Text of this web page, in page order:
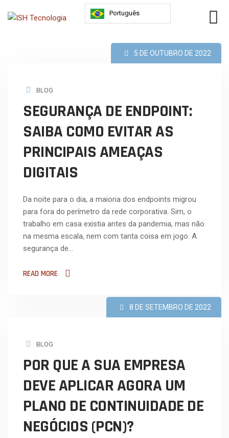
Português
5 DE OUTUBRO DE 2022
BLOG
SEGURANÇA DE ENDPOINT:
SAIBA COMO EVITAR AS
PRINCIPAIS AMEAÇAS
DIGITAIS
Da noite para o dia, a maioria dos endpoints migrou
para fora do perímetro da rede corporativa. Sim, o
trabalho em casa existia antes da pandemia, mas não
na mesma escala, nem com tanta coisa em jogo. A
segurança de…
READ MORE
8 DE SETEMBRO DE 2022
BLOG
POR QUE A SUA EMPRESA
DEVE APLICAR AGORA UM
PLANO DE CONTINUIDADE DE
NEGÓCIOS (PCN)?